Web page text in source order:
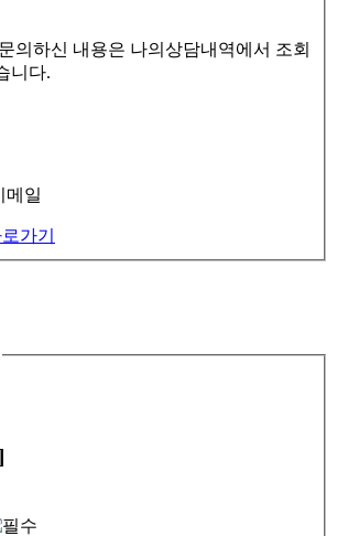
의하신 내용은 나의상담내역에서 조회
니다.
메일
가기